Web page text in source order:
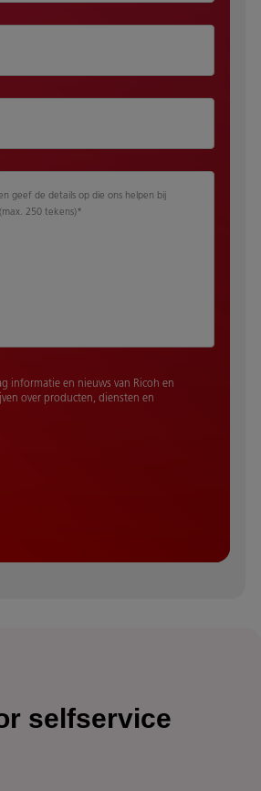
geef de details op die ons helpen bij
250 tekens)*
informatie en nieuws van Ricoh en
over producten, diensten en
selfservice